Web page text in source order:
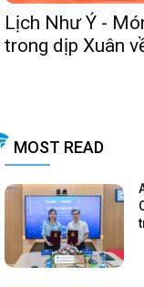
Lịch Như Ý -
trong dịp Xuân
MOST READ